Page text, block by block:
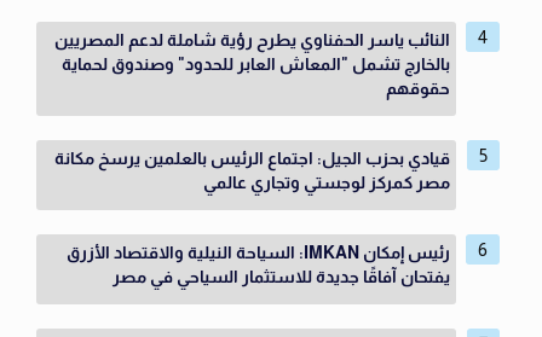
النائب ياسر الحفناوي يطرح رؤية شاملة لدعم المصريين
بالخارج تشمل "المعاش العابر للحدود" وصندوق لحماية
حقوقهم
قيادي بحزب الجيل: اجتماع الرئيس بالعلمين يرسخ مكانة
مصر كمركز لوجستي وتجاري عالمي
رئيس إمكان IMKAN: السياحة النيلية والاقتصاد الأزرق
يفتحان آفاقًا جديدة للاستثمار السياحي في مصر